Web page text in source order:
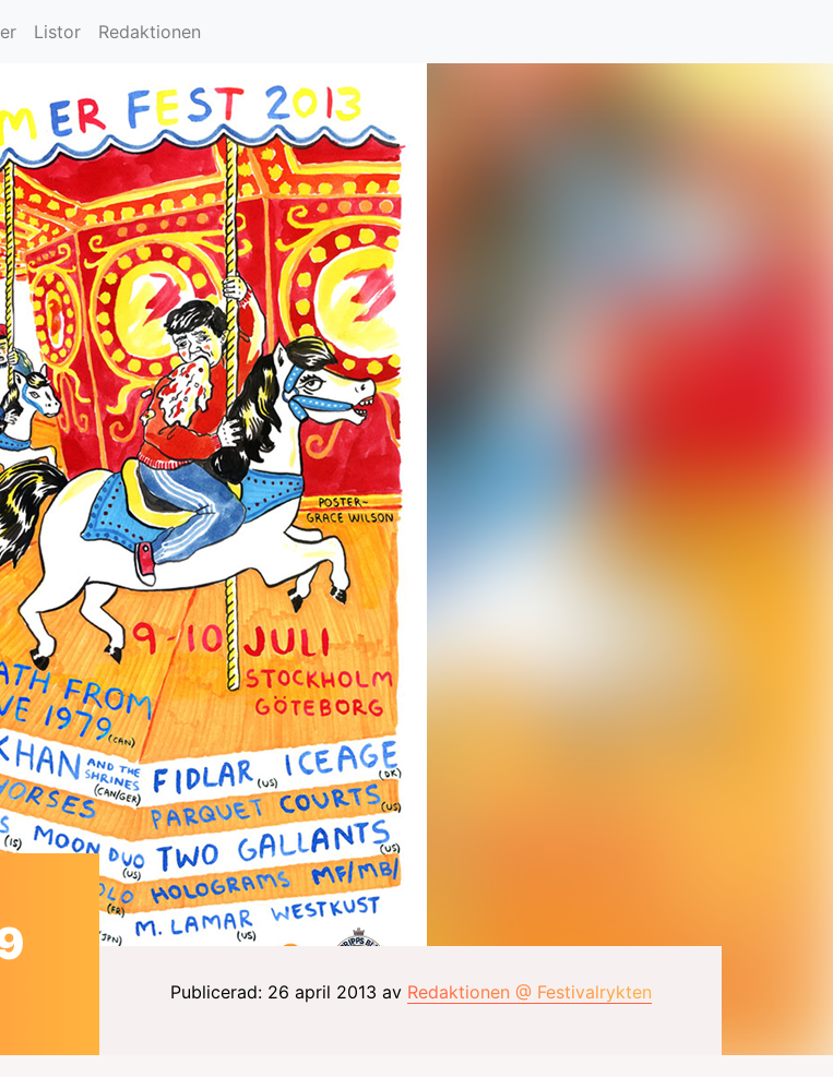
Listor Redaktionen
Publicerad: 26 april 2013 av Redaktionen @ Festivalrykten